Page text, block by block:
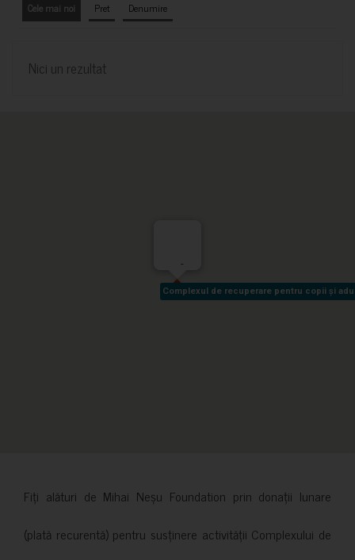
Cele mai noi Pret Denumire
Nici un rezultat
Complexul de recuperare pentru copii și
Complexul de recuperare pentru copii și
-
Fiți alături de Mihai Neșu Foundation prin donații lunare
(plată recurentă) pentru susținere activității Complexului de